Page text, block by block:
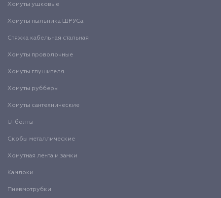
Хомуты ушковые
Хомуты пыльника ШРУСа
Стяжка кабельная стальная
Хомуты проволочные
Хомуты глушителя
Хомуты рубберы
Хомуты сантехнические
U-болты
Скобы металлические
Хомутная лента и замки
Камлоки
Пневмотрубки